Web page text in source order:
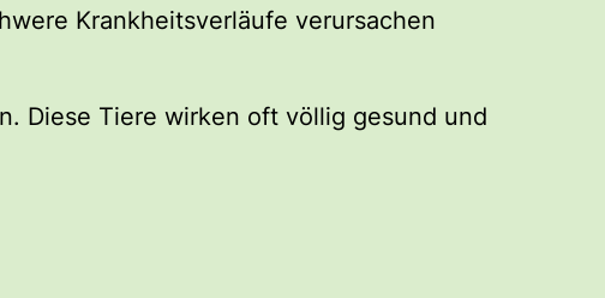
Krankheitsverläufe verursachen
Diese Tiere wirken oft völlig gesund und